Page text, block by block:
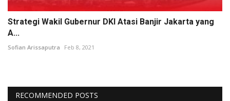
Strategi Wakil Gubernur DKI Atasi Banjir Jakarta yang
A...
Sofian Arissaputra Feb 8, 2021
RECOMMENDED POSTS